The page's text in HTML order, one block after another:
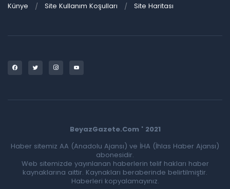
Künye Site Kullanım Koşulları Site Haritası
BeyazGazete.Com ' 2021
Haber sitemiz AA (Anadolu Ajansı) ve İHA (İhlas Haber Ajansı)
abonesidir.
Web sitemizde yayınlanan haberlerin telif hakları haber
kaynaklarına aittir. Kaynakları beraberinde belirtilmiştir.
Haberleri kopyalamayınız.